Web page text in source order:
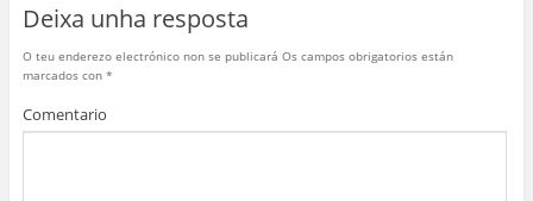
Deixa unha resposta
O teu enderezo electrónico non se publicará Os campos obrigatorios están
marcados con *
Comentario